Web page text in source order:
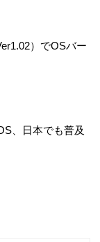
）でOSバー
、日本でも普及